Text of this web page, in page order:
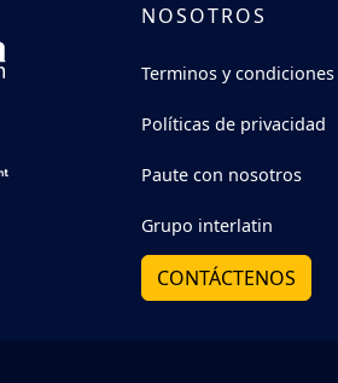
NOSOTROS
Terminos y condiciones
Políticas de privacidad
Paute con nosotros
Grupo interlatin
CONTÁCTENOS